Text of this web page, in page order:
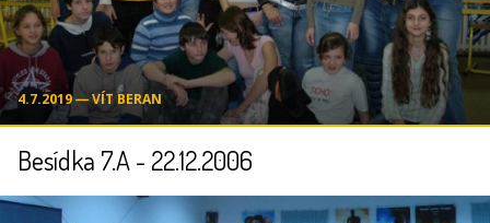
4.7.2019 ― VÍT BERAN
Besídka 7.A - 22.12.2006